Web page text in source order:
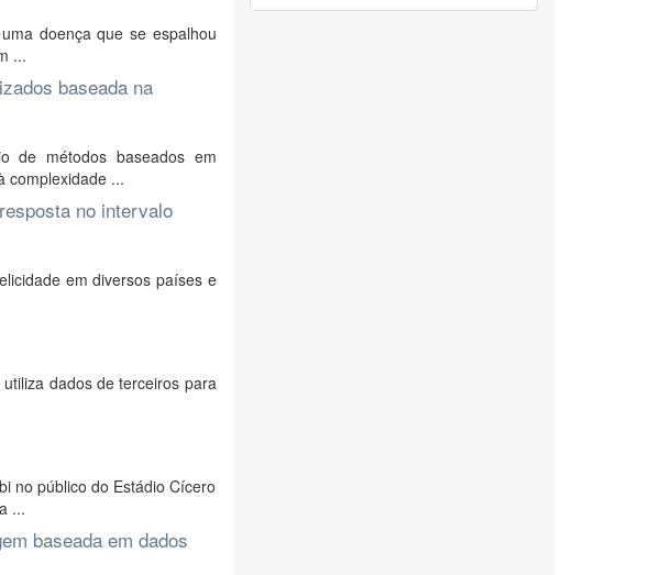
doença que se espalhou
...
baseada na
de métodos baseados em
complexidade ...
no intervalo
em diversos países e
dados de terceiros para
no público do Estádio Cícero
...
baseada em dados